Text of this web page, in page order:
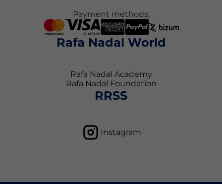
Payment methods:
Rafa Nadal World
Rafa Nadal Academy
Rafa Nadal Foundation
RRSS
Instagram